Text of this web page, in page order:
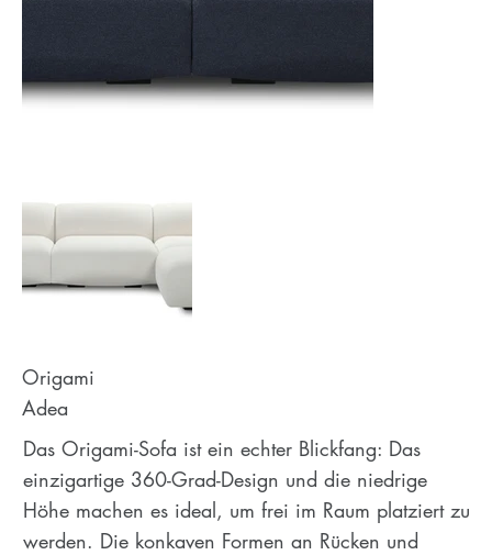
Origami
Adea
Das Origami-Sofa ist ein echter Blickfang: Das
einzigartige 360-Grad-Design und die niedrige
Höhe machen es ideal, um frei im Raum platziert zu
werden. Die konkaven Formen an Rücken und